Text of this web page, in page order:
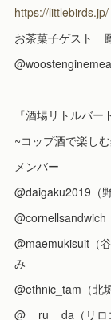
https://littlebirds.jp/
お茶菓子ゲスト
『酒場リトルバー
~コップ酒で楽し
メンバー
@daigaku2019（
@cornellsandwich
@maemukisuit（
み
@ethnic_tam（北
@__ru__da（リ